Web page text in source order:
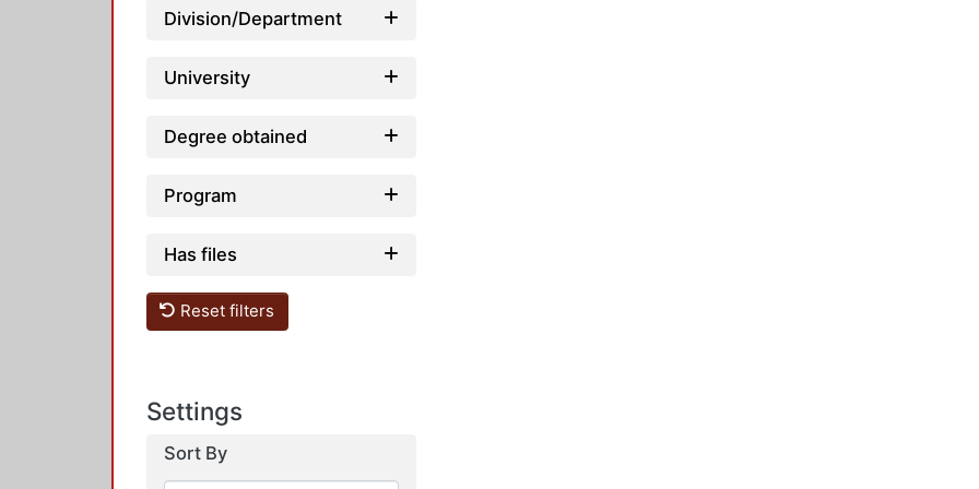
Division/Department
University
Degree obtained
Program
Has files
Reset filters
Settings
Sort By